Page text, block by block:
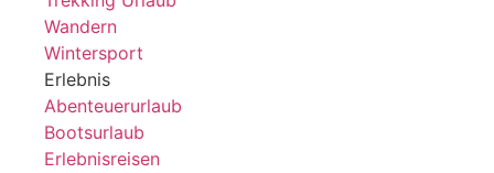
Wandern
Wintersport
Erlebnis
Abenteuerurlaub
Bootsurlaub
Erlebnisreisen